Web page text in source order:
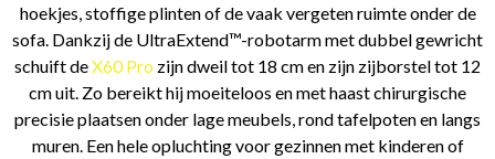
hoekjes, stoffige plinten of de vaak vergeten ruimte onder de
sofa. Dankzij de UltraExtend™-robotarm met dubbel gewricht
schuift deX60 Pro zijn dweil tot 18 cm en zijn zijborstel tot 12
cm uit. Zo bereikt hij moeiteloos en met haast chirurgische
precisie plaatsen onder lage meubels, rond tafelpoten en langs
muren. Een hele opluchting voor gezinnen met kinderen of